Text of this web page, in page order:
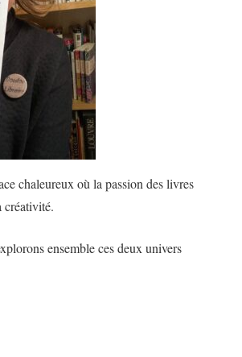
chaleureux où la passion des livres
créativité.
ensemble ces deux univers